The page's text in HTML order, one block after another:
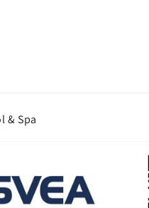
& Spa